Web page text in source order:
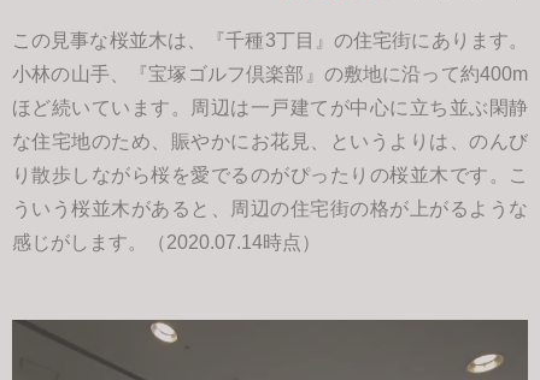
この見事な桜並木は、『千種3丁目』の住宅街にあります。
小林の山手、『宝塚ゴルフ倶楽部』の敷地に沿って約400m
ほど続いています。周辺は一戸建てが中心に立ち並ぶ閑静
な住宅地のため、賑やかにお花見、というよりは、のんび
り散歩しながら桜を愛でるのがぴったりの桜並木です。こ
ういう桜並木があると、周辺の住宅街の格が上がるような
感じがします。（2020.07.14時点）